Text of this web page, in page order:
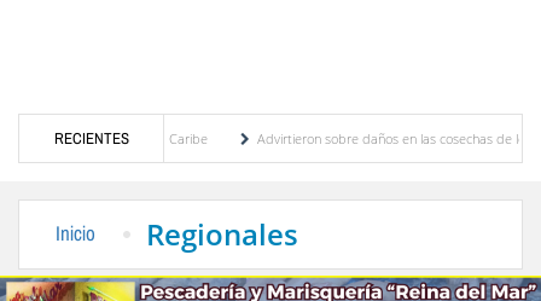
RECIENTES
y del Caribe
Advirtieron sobre daños en las cosechas de los Andes
Inicio Regionales